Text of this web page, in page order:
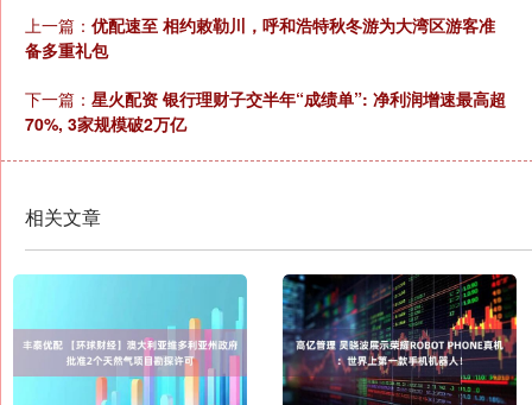
上一篇： 优配速至 相约敕勒川，呼和浩特秋冬游为大湾区游客准
备多重礼包
下一篇： 星火配资 银行理财子交半年“成绩单”: 净利润增速最高超
70%, 3家规模破2万亿
相关文章